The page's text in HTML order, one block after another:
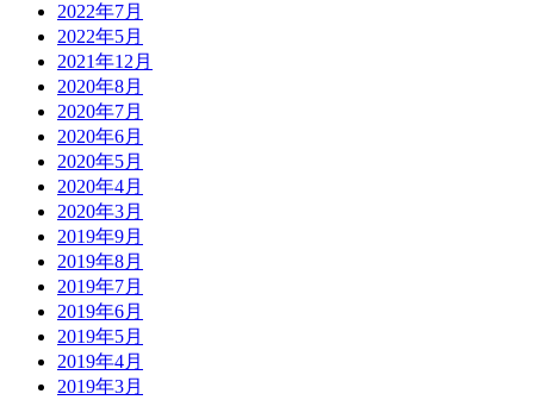
2022年7月
2022年5月
2021年12月
2020年8月
2020年7月
2020年6月
2020年5月
2020年4月
2020年3月
2019年9月
2019年8月
2019年7月
2019年6月
2019年5月
2019年4月
2019年3月